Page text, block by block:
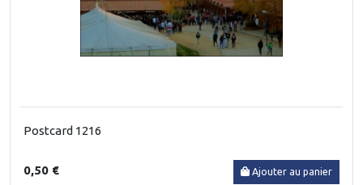
Postcard 1216
0,50 € Ajouter au panier